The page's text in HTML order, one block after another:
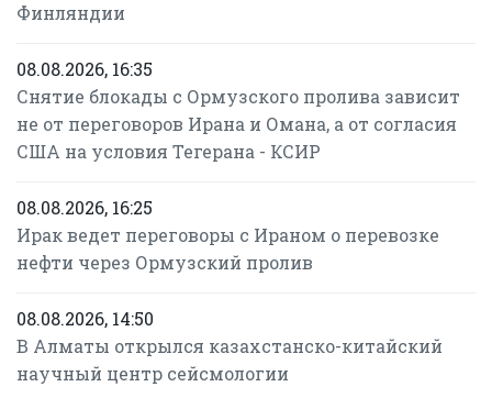
Финляндии
08.08.2026, 16:35
Снятие блокады с Ормузского пролива зависит
не от переговоров Ирана и Омана, а от согласия
США на условия Тегерана - КСИР
08.08.2026, 16:25
Ирак ведет переговоры с Ираном о перевозке
нефти через Ормузский пролив
08.08.2026, 14:50
В Алматы открылся казахстанско-китайский
научный центр сейсмологии